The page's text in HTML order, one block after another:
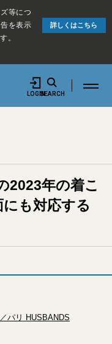
等につ
を表示
。
詳しくはこちら
LOGINSEARCH
2023年の着こ
も対応する
パリ HUSBANDS